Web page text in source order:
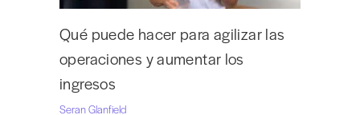
Qué puede hacer para agilizar las
operaciones y aumentar los
ingresos
Seran Glanfield